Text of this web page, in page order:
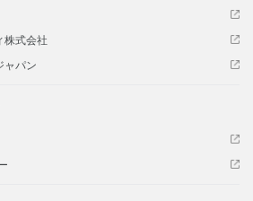
株式会社
ャパン